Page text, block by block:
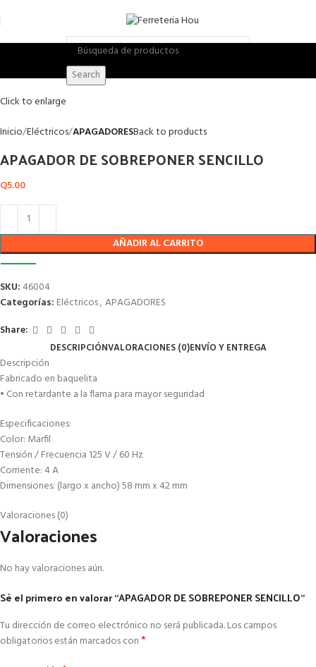
Search
Click to enlarge
Inicio Eléctricos APAGADORESBack to products
APAGADOR DE SOBREPONER SENCILLO
Q5.00
AÑADIR AL CARRITO
SKU: 46004
Categorías: Eléctricos, APAGADORES
Share:
DESCRIPCIÓNVALORACIONES (0)ENVÍO Y ENTREGA
Descripción
Fabricado en baquelita
• Con retardante a la flama para mayor seguridad
Especificaciones:
Color: Marfil
Tensión / Frecuencia 125 V / 60 Hz
Corriente: 4 A
Dimensiones: (largo x ancho) 58 mm x 42 mm
Valoraciones (0)
Valoraciones
No hay valoraciones aún.
Sé el primero en valorar “APAGADOR DE SOBREPONER SENCILLO”
Tu dirección de correo electrónico no será publicada.Los campos
obligatorios están marcados con*